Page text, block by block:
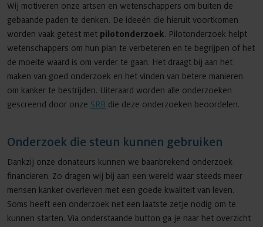
Wij motiveren onze artsen en wetenschappers om buiten de
gebaande paden te denken. De ideeën die hieruit voortkomen
worden vaak getest met pilotonderzoek. Pilotonderzoek helpt
wetenschappers om hun plan te verbeteren en te begrijpen of het
de moeite waard is om verder te gaan. Het draagt bij aan het
maken van goed onderzoek en het vinden van betere manieren
om kanker te bestrijden. Uiteraard worden alle onderzoeken
gescreend door onze SRB die deze onderzoeken beoordelen.
Onderzoek die steun kunnen gebruiken
Dankzij onze donateurs kunnen we baanbrekend onderzoek
financieren. Zo dragen wij bij aan een wereld waar steeds meer
mensen kanker overleven met een goede kwaliteit van leven.
Soms heeft een onderzoek net een laatste zetje nodig om te
kunnen starten. Via onderstaande button ga je naar het overzicht